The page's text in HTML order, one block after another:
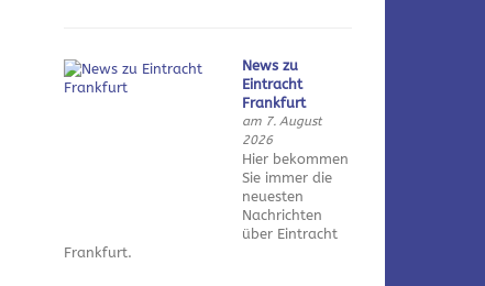
News zu
Eintracht
Frankfurt
am 7. August
2026
Hier bekommen
Sie immer die
neuesten
Nachrichten
über Eintracht
Frankfurt.